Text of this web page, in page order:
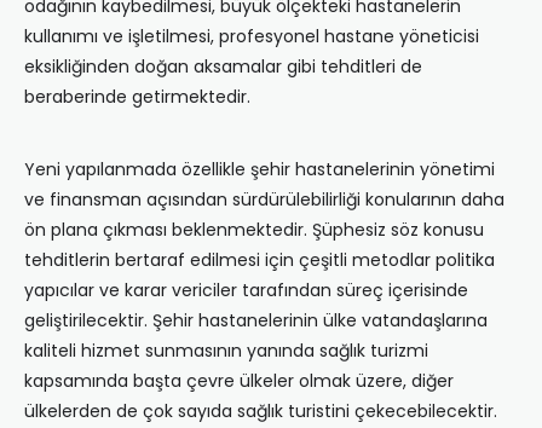
odağının kaybedilmesi, büyük ölçekteki hastanelerin
kullanımı ve işletilmesi, profesyonel hastane yöneticisi
eksikliğinden doğan aksamalar gibi tehditleri de
beraberinde getirmektedir.
Yeni yapılanmada özellikle şehir hastanelerinin yönetimi
ve finansman açısından sürdürülebilirliği konularının daha
ön plana çıkması beklenmektedir. Şüphesiz söz konusu
tehditlerin bertaraf edilmesi için çeşitli metodlar politika
yapıcılar ve karar vericiler tarafından süreç içerisinde
geliştirilecektir. Şehir hastanelerinin ülke vatandaşlarına
kaliteli hizmet sunmasının yanında sağlık turizmi
kapsamında başta çevre ülkeler olmak üzere, diğer
ülkelerden de çok sayıda sağlık turistini çekecebilecektir.